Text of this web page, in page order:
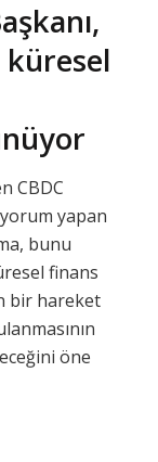
CBDC
yapan
bunu
finans
bir hareket
öne